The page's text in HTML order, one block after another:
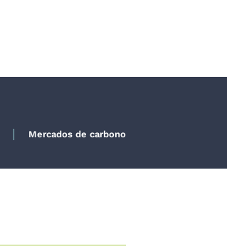
Mercados de carbono